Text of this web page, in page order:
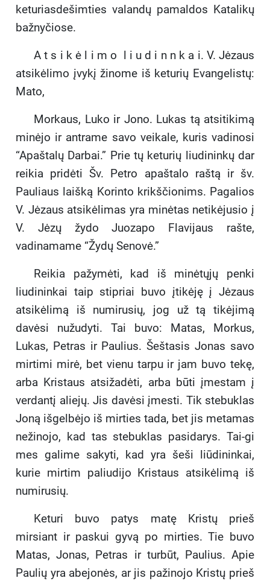
keturiasdešimties valandų pamaldos Katalikų
bažnyčiose.
A t s i k ė l i m o l i u d i n n k a i. V. Jėzaus
atsikėlimo įvykį žinome iš keturių Evangelistų:
Mato,
Morkaus, Luko ir Jono. Lukas tą atsitikimą
minėjo ir antrame savo veikale, kuris vadinosi
‘‘Apaštalų Darbai.” Prie tų keturių liudininkų dar
reikia pridėti Šv. Petro apaštalo raštą ir šv.
Pauliaus laišką Korinto krikščionims. Pagalios
V. Jėzaus atsikėlimas yra minėtas netikėjusio į
V. Jėzų žydo Juozapo Flavijaus rašte,
vadinamame “Žydų Senovė.”
Reikia pažymėti, kad iš minėtųjų penki
liudininkai taip stipriai buvo įtikėję į Jėzaus
atsikėlimą iš numirusių, jog už tą tikėjimą
davėsi nužudyti. Tai buvo: Matas, Morkus,
Lukas, Petras ir Paulius. Šeštasis Jonas savo
mirtimi mirė, bet vienu tarpu ir jam buvo tekę,
arba Kristaus atsižadėti, arba būti įmestam į
verdantį aliejų. Jis davėsi įmesti. Tik stebuklas
Joną išgelbėjo iš mirties tada, bet jis metamas
nežinojo, kad tas stebuklas pasidarys. Tai-gi
mes galime sakyti, kad yra šeši liūdininkai,
kurie mirtim paliudijo Kristaus atsikėlimą iš
numirusių.
Keturi buvo patys matę Kristų prieš
mirsiant ir paskui gyvą po mirties. Tie buvo
Matas, Jonas, Petras ir turbūt, Paulius. Apie
Paulių yra abejonės, ar jis pažinojo Kristų prieš